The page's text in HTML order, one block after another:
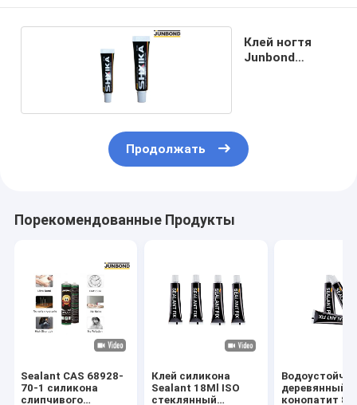
Клей ногтя
Junbond
Продолжать
Порекомендованные Продукты
Sealant CAS 68928-
70-1 силикона
слипчивого
Клей силикона
Sealant 18Ml ISO
стеклянный
деревянный
конопатит 8m